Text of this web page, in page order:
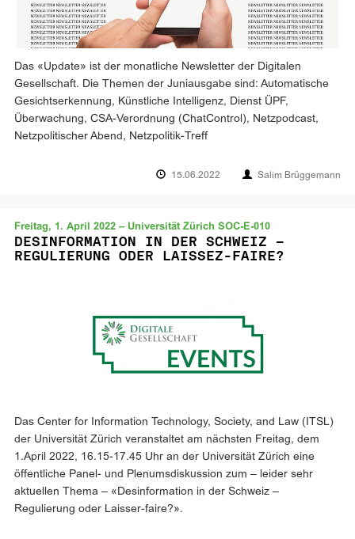
Das «Update» ist der monatliche Newsletter der Digitalen
Gesellschaft. Die Themen der Juniausgabe sind: Automatische
Gesichtserkennung, Künstliche Intelligenz, Dienst ÜPF,
Überwachung, CSA-Verordnung (ChatControl), Netzpodcast,
Netzpolitischer Abend, Netzpolitik-Treff
15.06.2022 Salim Brüggemann
Freitag, 1. April 2022 – Universität Zürich SOC-E-010
DESINFORMATION IN DER SCHWEIZ –
REGULIERUNG ODER LAISSEZ-FAIRE?
Das Center for Information Technology, Society, and Law (ITSL)
der Universität Zürich veranstaltet am nächsten Freitag, dem
1.April 2022, 16.15-17.45 Uhr an der Universität Zürich eine
öffentliche Panel- und Plenumsdiskussion zum – leider sehr
aktuellen Thema – «Desinformation in der Schweiz –
Regulierung oder Laisser-faire?».